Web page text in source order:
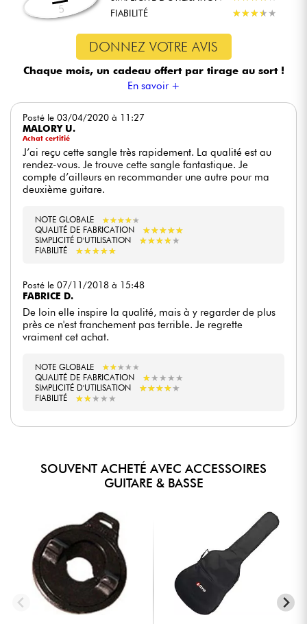
5
FIABILITÉ
★★★★ ★
★★★★ ★
DONNEZ VOTRE AVIS
Chaque mois, un cadeau offert par tirage au sort !
En savoir +
Posté le 03/04/2020 à 11:27
MALORY U.
Achat certifié
J’ai reçu cette sangle très rapidement. La qualité est au
rendez-vous. Je trouve cette sangle fantastique. Je
compte d’ailleurs en recommander une autre pour ma
deuxième guitare.
NOTE GLOBALE ★★★★★
★★★★★
QUALITÉ DE FABRICATION
★★★★★
★★★★★
SIMPLICITÉ D'UTILISATION ★★★★★
★★★★★
FIABILITÉ ★★★★★
★★★★★
Posté le 07/11/2018 à 15:48
FABRICE D.
De loin elle inspire la qualité, mais à y regarder de plus
près ce n'est franchement pas terrible. Je regrette
vraiment cet achat.
NOTE GLOBALE ★★★ ★ ★
★★★ ★ ★
QUALITÉ DE FABRICATION
★★★★★
★★★★★
SIMPLICITÉ D'UTILISATION ★★★★★
★★★★★
FIABILITÉ ★★★★★
★★★★★
SOUVENT ACHETÉ AVEC ACCESSOIRES
GUITARE & BASSE